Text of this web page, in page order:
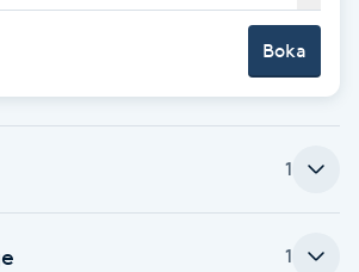
Boka
1
1